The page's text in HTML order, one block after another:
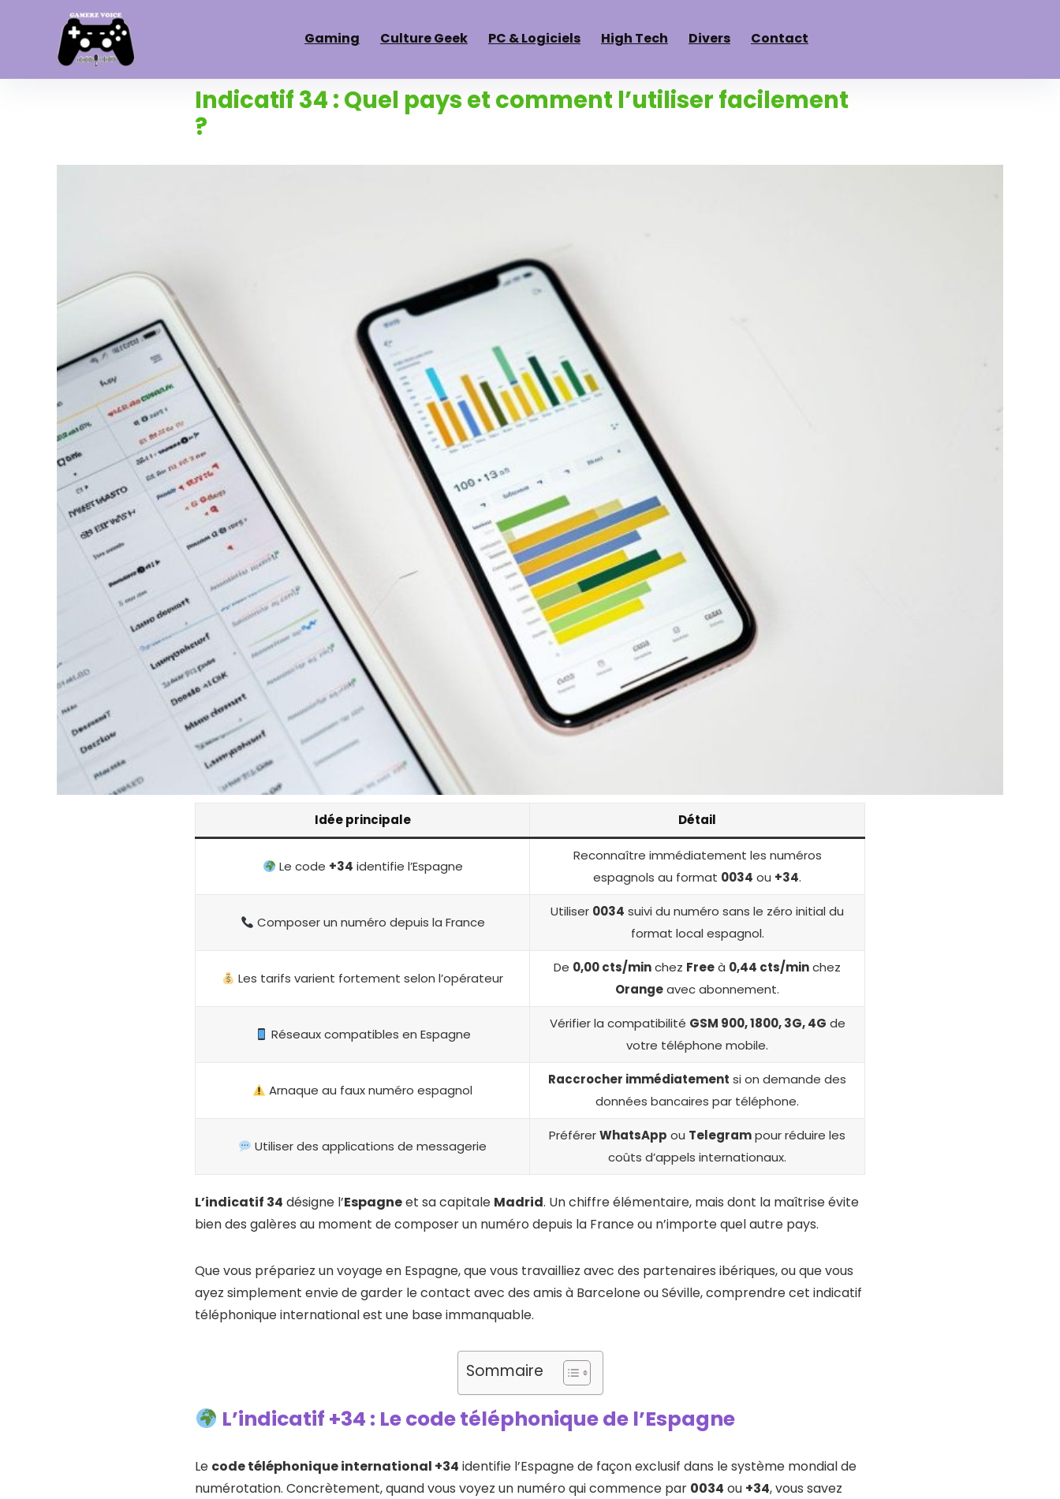
Gaming Culture Geek PC & Logiciels High Tech Divers Contact
Indicatif 34 : Quel pays et comment l’utiliser facilement
?
Idée principale Détail
Le code +34 identifie l’Espagne
Reconnaître immédiatement les numéros
espagnols au format 0034 ou +34.
Composer un numéro depuis la France
Utiliser 0034 suivi du numéro sans le zéro initial du
format local espagnol.
Les tarifs varient fortement selon l’opérateur
De 0,00 cts/minchez Freeà 0,44 cts/minchez
Orangeavec abonnement.
Réseaux compatibles en Espagne
Vérifier la compatibilité GSM 900, 1800, 3G, 4G de
votre téléphone mobile.
Arnaque au faux numéro espagnol
Raccrocher immédiatement si on demande des
données bancaires par téléphone.
Utiliser des applications de messagerie
PréférerWhatsApp ou Telegrampour réduire les
coûts d’appels internationaux.
L’indicatif 34 désigne l’Espagneet sa capitale Madrid. Un chiffre élémentaire, mais dont la maîtrise évite
bien des galères au moment de composer un numéro depuis la France ou n’importe quel autre pays.
Que vous prépariez un voyage en Espagne, que vous travailliez avec des partenaires ibériques, ou que vous
ayez simplement envie de garder le contact avec des amis à Barcelone ou Séville, comprendre cet indicatif
téléphonique international est une base immanquable.
Sommaire
L’indicatif +34 : Le code téléphonique de l’Espagne
Le code téléphonique international +34 identifie l’Espagne de façon exclusif dans le système mondial de
numérotation. Concrètement, quand vous voyez un numéro qui commence par 0034 ou +34, vous savez